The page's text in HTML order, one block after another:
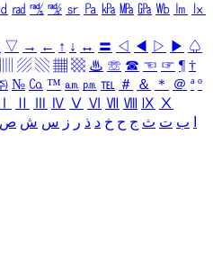
㎭ ㎮ ㎯ ㏛ ㎩ ㎪ ㎫ ㎬ ㏝ ㏐
㏓
▽ → ← ↑ ↓ ↔ 〓 ◁ ◀ ▷ ▶ ♤
▨ ▧ ▦ ▩ ♨ ☏ ☎ ☜ ☞ ¶ †
№ ㏇ ™ ㏂ ㏘ ℡ ＃ ＆ ＊ ＠ ª º
Ⅳ Ⅴ Ⅵ Ⅶ Ⅷ Ⅸ Ⅹ
ب ت ث ج ح خ د ذ ر ز س ش ص